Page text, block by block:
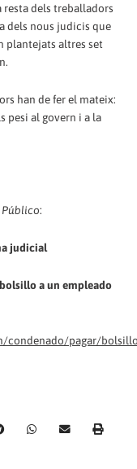
resta dels treballadors
dels nous judicis que
plantejats altres set
han de fer el mateix:
pesi al govern i a la
:
judicial
a un empleado
condenado/pagar/